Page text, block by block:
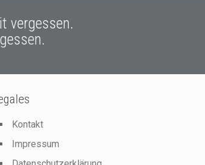
vergessen.
Kontakt
Impressum